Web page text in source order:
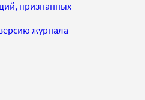
признанных
журнала